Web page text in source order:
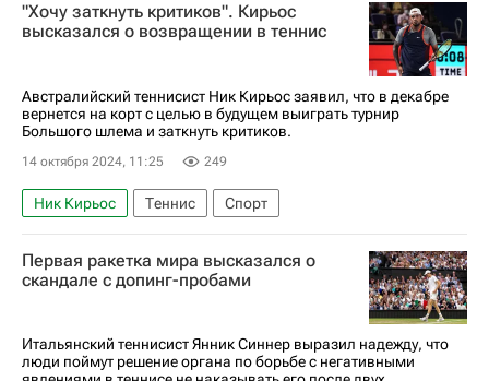
"Хочу заткнуть критиков". Кирьос
высказался о возвращении в теннис
Австралийский теннисист Ник Кирьос заявил, что в декабре
вернется на корт с целью в будущем выиграть турнир
Большого шлема и заткнуть критиков.
14 октября 2024, 11:25 249
Ник Кирьос Теннис Спорт
Первая ракетка мира высказался о
скандале с допинг-пробами
Итальянский теннисист Янник Синнер выразил надежду, что
люди поймут решение органа по борьбе с негативными